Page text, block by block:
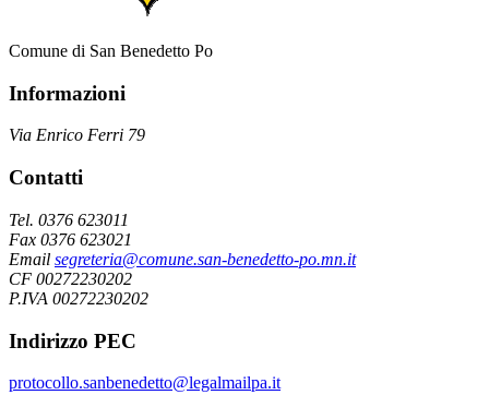
Comune di San Benedetto Po
Informazioni
Via Enrico Ferri 79
Contatti
Tel. 0376 623011
Fax 0376 623021
Email segreteria@comune.san-benedetto-po.mn.it
CF 00272230202
P.IVA 00272230202
Indirizzo PEC
protocollo.sanbenedetto@legalmailpa.it